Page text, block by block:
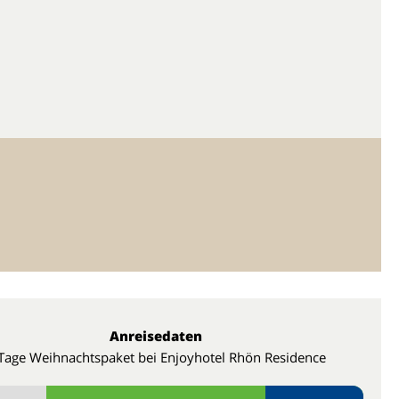
Anreisedaten
Weihnachtspaket bei Enjoyhotel Rhön Residence